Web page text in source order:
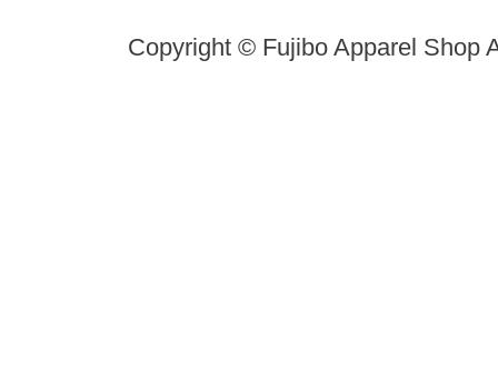
Copyright © Fujibo Apparel Shop